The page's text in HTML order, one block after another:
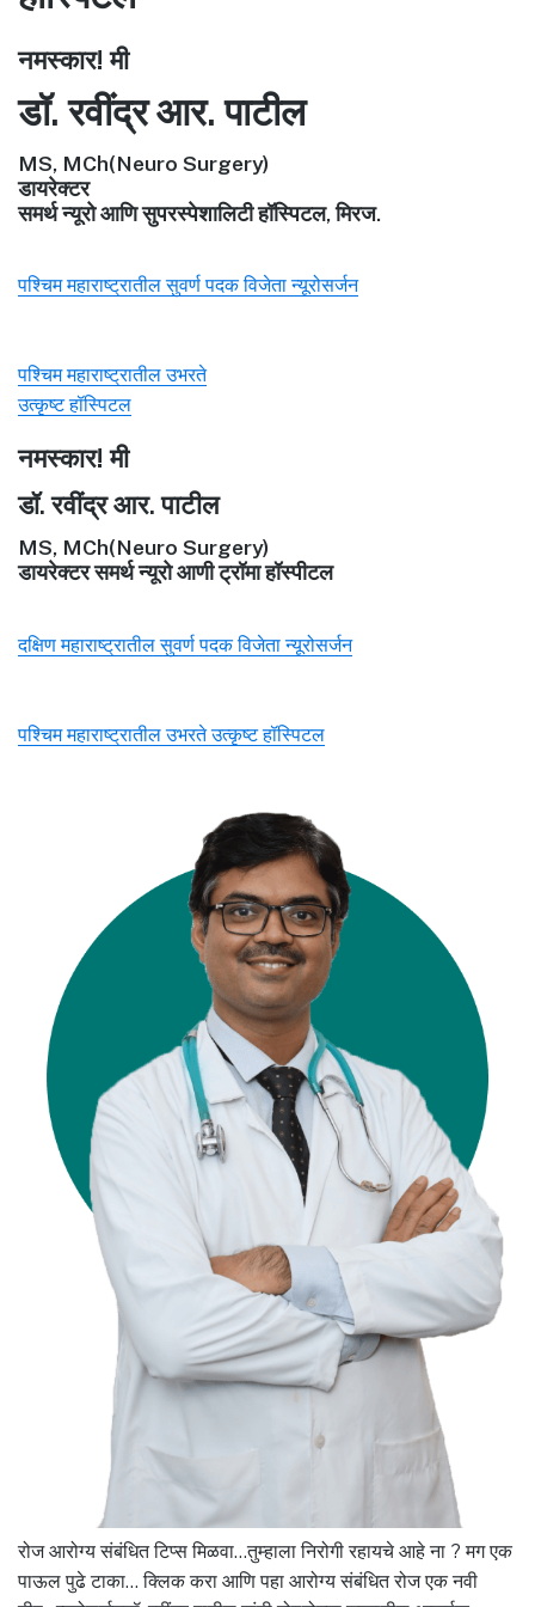
नमस्कार! मी
डॉ. रवींद्र आर. पाटील
MS, MCh(Neuro Surgery)
डायरेक्टर
समर्थ न्यूरो आणि सुपरस्पेशालिटी हॉस्पिटल, मिरज.
पश्चिम महाराष्ट्रातील सुवर्ण पदक विजेता न्यूरोसर्जन
पश्चिम महाराष्ट्रातील उभरते
उत्कृष्ट हॉस्पिटल
नमस्कार! मी
डॉ. रवींद्र आर. पाटील
MS, MCh(Neuro Surgery)
डायरेक्टर समर्थ न्यूरो आणी ट्रॉमा हॉस्पीटल
दक्षिण महाराष्ट्रातील सुवर्ण पदक विजेता न्यूरोसर्जन
पश्चिम महाराष्ट्रातील उभरते उत्कृष्ट हॉस्पिटल
रोज आरोग्य संबंधित टिप्स मिळवा…तुम्हाला निरोगी रहायचे आहे ना ? मग एक
पाऊल पुढे टाका… क्लिक करा आणि पहा आरोग्य संबंधित रोज एक नवी